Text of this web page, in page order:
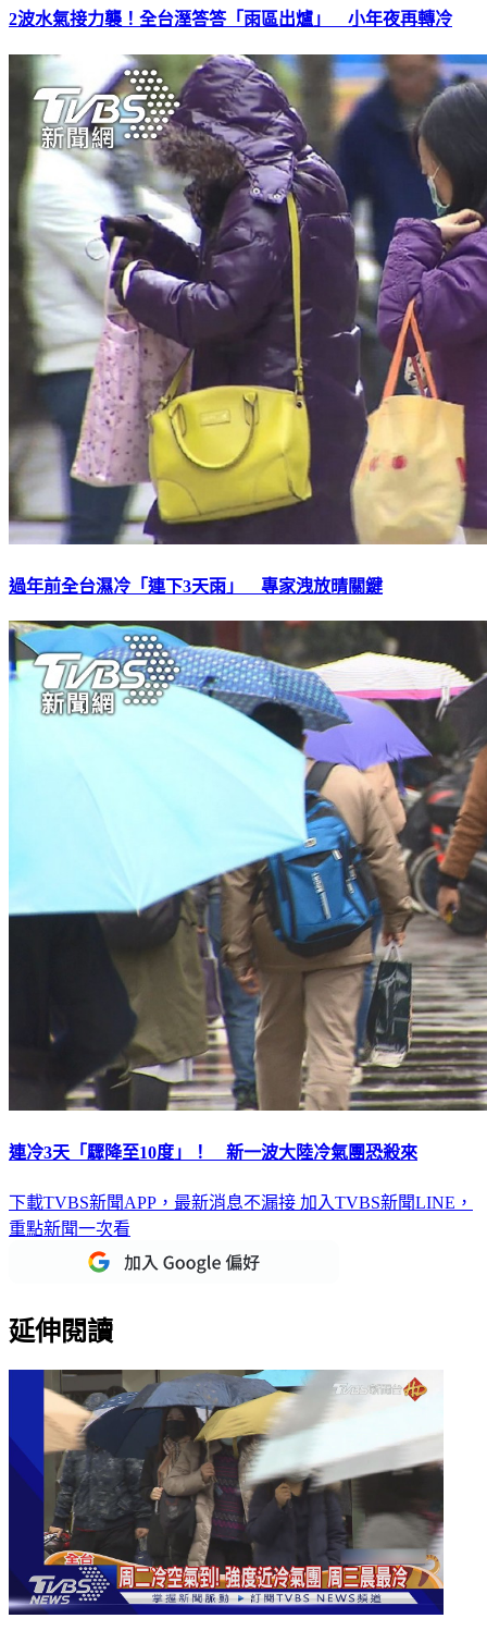
2波水氣接力襲！全台溼答答「雨區出爐」 小年夜再轉冷
過年前全台濕冷「連下3天雨」 專家洩放晴關鍵
連冷3天「驟降至10度」！ 新一波大陸冷氣團恐殺來
下載TVBS新聞APP，最新消息不漏接 加入TVBS新聞LINE，
重點新聞一次看
延伸閱讀